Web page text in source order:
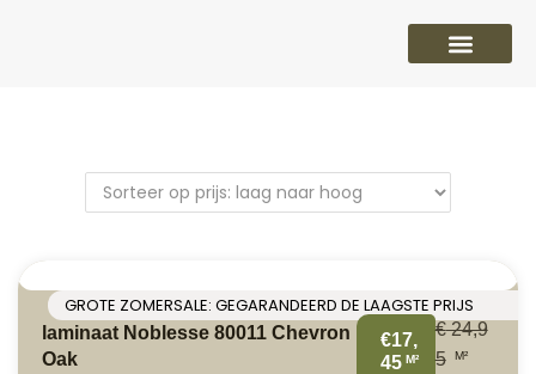
GROTE ZOMERSALE: GEGARANDEERD DE LAAGSTE PRIJS
laminaat Noblesse 80011 Chevron
Oak
€17,
45 M²
€24,9
5
M²